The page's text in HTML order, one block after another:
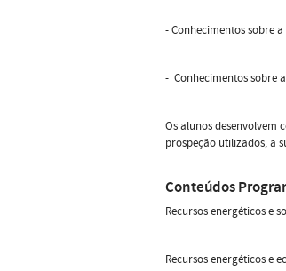
- Conhecimentos sobre
- Conhecimentos sobre
Os alunos desenvolvem
prospeção utilizados, a
Conteúdos
Recursos energéticos e
Recursos energéticos e